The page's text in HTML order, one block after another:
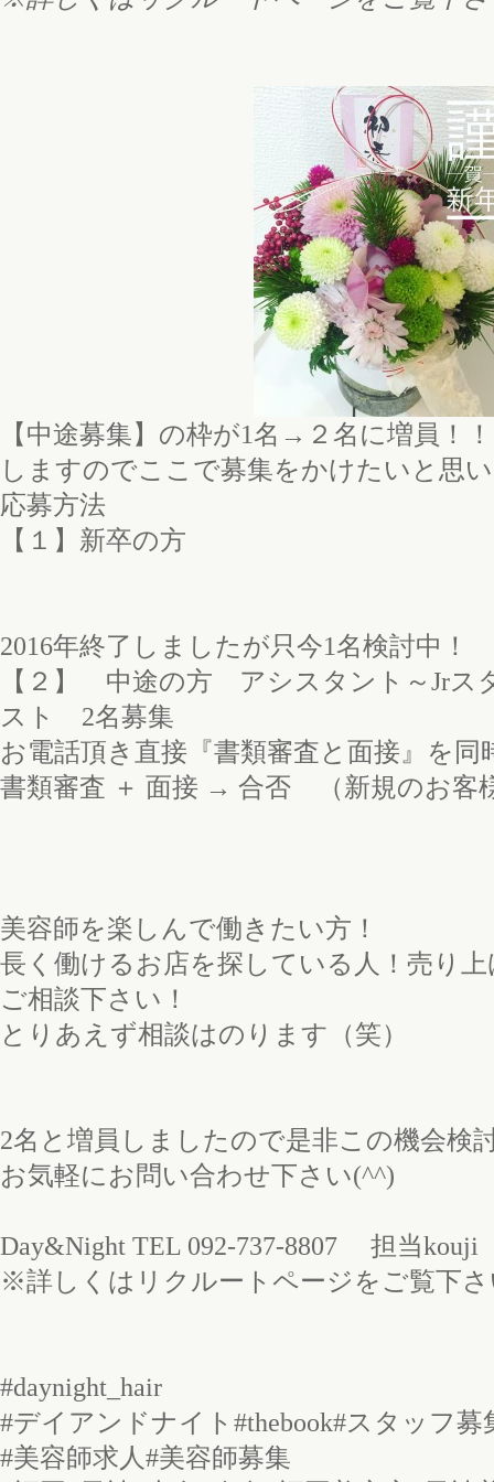
【中途募集】の枠が1名→２名に増員！！
しますのでここで募集をかけたいと思
応募方法
【１】新卒の方
2016年終了しましたが只今1名検討中！
【２】 中途の方 アシスタント～Jrス
スト 2名募集
お電話頂き直接『書類審査と面接』を同
書類審査 ＋ 面接 → 合否 （新規のお客
美容師を楽しんで働きたい方！
長く働けるお店を探している人！売り
ご相談下さい！
とりあえず相談はのります（笑）
2名と増員しましたので是非この機会検
お気軽にお問い合わせ下さい(^^)
Day&Night TEL 092-737-8807 担当kouji
※詳しくはリクルートページをご覧下
#daynight_hair
#デイアンドナイト#thebook#スタッフ募
#美容師求人#美容師募集